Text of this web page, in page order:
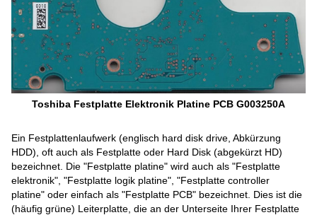
Toshiba Festplatte Elektronik Platine PCB G003250A
Ein Festplattenlaufwerk (englisch hard disk drive, Abkürzung
HDD), oft auch als Festplatte oder Hard Disk (abgekürzt HD)
bezeichnet. Die "Festplatte platine" wird auch als "Festplatte
elektronik", "Festplatte logik platine", "Festplatte controller
platine" oder einfach als "Festplatte PCB" bezeichnet. Dies ist die
(häufig grüne) Leiterplatte, die an der Unterseite Ihrer Festplatte